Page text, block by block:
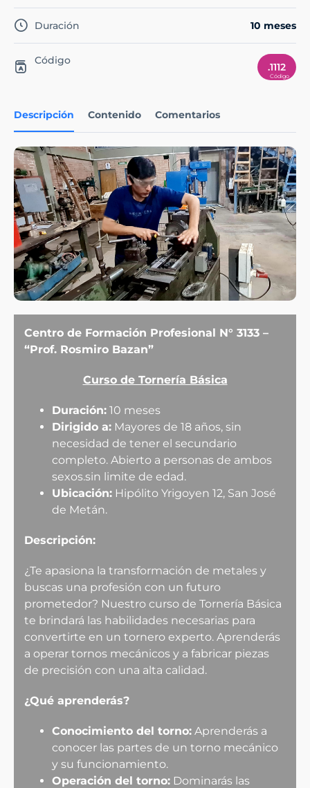
Descripción Contenido Comentarios
Centro de Formación Profesional N° 3133 –
“Prof. Rosmiro Bazan”
Curso de Tornería Básica
Duración: 10 meses
Dirigido a: Mayores de 18 años, sin
necesidad de tener el secundario
completo. Abierto a personas de ambos
sexos.sin limite de edad.
Ubicación: Hipólito Yrigoyen 12, San José
de Metán.
Descripción:
¿Te apasiona la transformación de metales y
buscas una profesión con un futuro
prometedor? Nuestro curso de Tornería Básica
te brindará las habilidades necesarias para
convertirte en un tornero experto. Aprenderás
a operar tornos mecánicos y a fabricar piezas
de precisión con una alta calidad.
¿Qué aprenderás?
Conocimiento del torno: Aprenderás a
conocer las partes de un torno mecánico
y su funcionamiento.
Operación del torno: Dominarás las
Duración 10 meses
Código
.1112